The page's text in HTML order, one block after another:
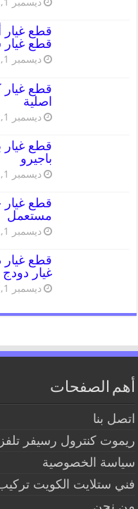
ديسمبر 1, 2023
قطع غيار
ديسمبر 1, 2023
اصلية
ديسمبر 1, 2023
باجيرو
ديسمبر 1, 2023
مستعمل
ديسمبر 1, 2023
غيار دودج
ديسمبر 1, 2023
أهم الصفحات
اتصل بنا
ريموت كنترول رسيفر
سياسة الخصوصية
فني ستلايت الكويت
من نحن